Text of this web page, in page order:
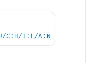
C:H/I:L/A:N